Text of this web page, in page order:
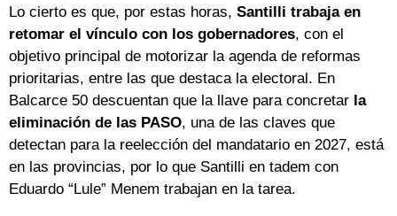
Lo cierto es que, por estas horas, Santilli trabaja en
retomar el vínculo con los gobernadores, con el
objetivo principal de motorizar la agenda de reformas
prioritarias, entre las que destaca la electoral. En
Balcarce 50 descuentan que la llave para concretar la
eliminación de las PASO, una de las claves que
detectan para la reelección del mandatario en 2027, está
en las provincias, por lo que Santilli en tadem con
Eduardo “Lule” Menem trabajan en la tarea.